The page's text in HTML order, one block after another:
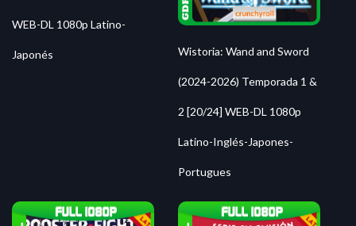
WEB-DL 1080p Latino-
Japonés Wistoria: Wand and Sword
(2024-2026) Temporada 1 &
2 [20/24] WEB-DL 1080p
Latino-Inglés-Japones-
Portugues